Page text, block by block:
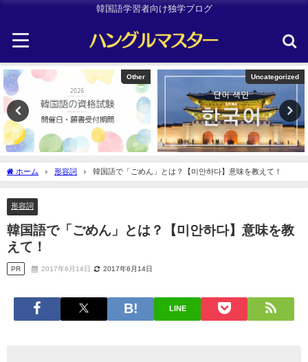
韓国語学習者向け独学ブログ
Other Uncategorized
ホーム 形容詞 韓国語で「ごめん」とは？【미안하다】意味を教えて！
形容詞
韓国語で「ごめん」とは？【미안하다】意味を教
えて！
PR 2017年6月14日 2017年6月14日
LINE